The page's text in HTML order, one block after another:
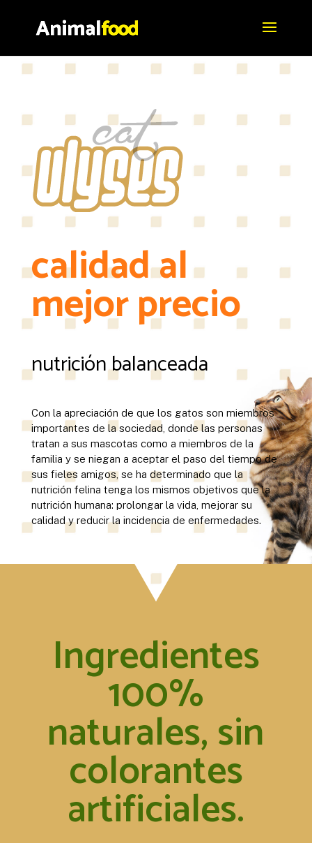
calidad al
mejor precio
nutrición balanceada
Con la apreciación de que los gatos son miembros
importantes de la sociedad, donde las personas
tratan a sus mascotas como a miembros de la
familia y se niegan a aceptar el paso del tiempo de
sus fieles amigos, se ha determinado que la
nutrición felina tenga los mismos objetivos que la
nutrición humana: prolongar la vida, mejorar su
calidad y reducir la incidencia de enfermedades.
Ingredientes
100%
naturales, sin
colorantes
artificiales.